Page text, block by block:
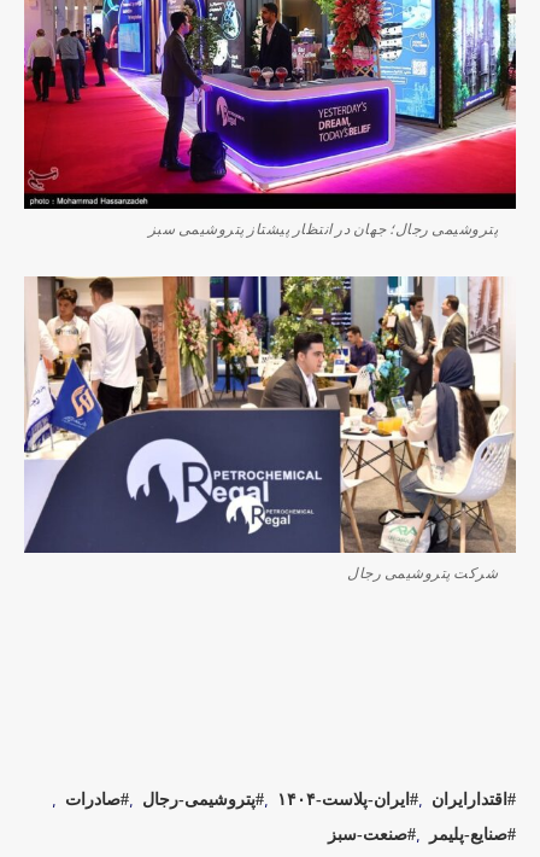
پتروشیمی رجال؛ جهان در انتظار پیشتاز پتروشیمی سبز
شرکت پتروشیمی رجال
اقتدارایران ایران-پلاست-۱۴۰۴ پتروشیمی-رجال
صادرات
صنایع-پلیمر
صنعت-سبز